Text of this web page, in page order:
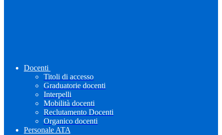
Docenti
Titoli di accesso
Graduatorie docenti
Interpelli
Mobilità docenti
Reclutamento Docenti
Organico docenti
Personale ATA